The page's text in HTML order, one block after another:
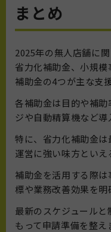
まとめ
2025年の無人店舗に
省力化補助金、小規
補助金の4つが主な支
各補助金は目的や補
ジや自動精算機など導
特に、省力化補助金
運営に強い味方といえ
補助金を活用する際
標や業務改善効果を明
最新のスケジュール
もって申請準備を整え